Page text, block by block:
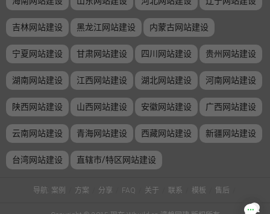
吉林网站建设 黑龙江网站建设 内蒙古网站建设
宁夏网站建设 甘肃网站建设 四川网站建设 贵州网站建设
湖南网站建设 江西网站建设 湖北网站建设 河南网站建设
陕西网站建设 山西网站建设 安徽网站建设 广西网站建设
云南网站建设 青海网站建设 西藏网站建设 新疆网站建设
台湾网站建设 直辖市/特区网站建设
导航: 案例 方案 分享 FAQ 关于 联系 模板 售后